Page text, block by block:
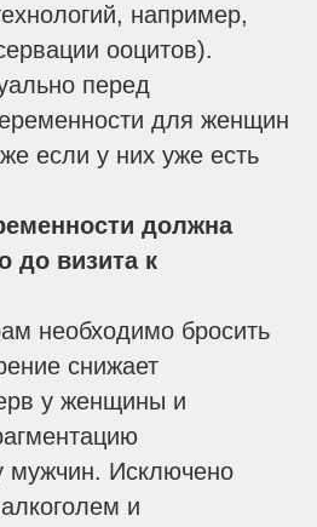
например,
ооцитов).
перед
для женщин
если у них уже есть
должна
до визита к
необходимо бросить
снижает
у женщины и
мужчин. Исключено
и